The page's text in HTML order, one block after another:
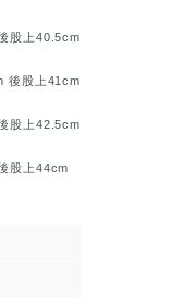
股上40.5cm
後股上41cm
股上42.5cm
股上44cm